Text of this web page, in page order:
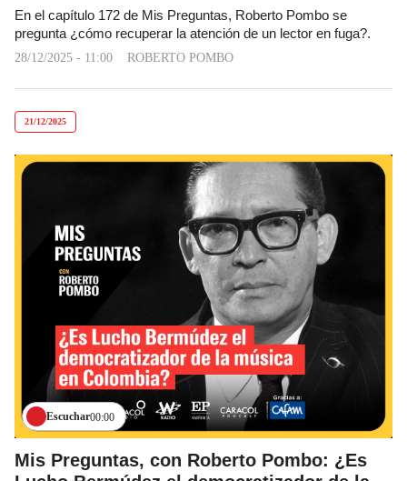
En el capítulo 172 de Mis Preguntas, Roberto Pombo se
pregunta ¿cómo recuperar la atención de un lector en fuga?.
28/12/2025 - 11:00 ROBERTO POMBO
21/12/2025
Escuchar00:00
Mis Preguntas, con Roberto Pombo: ¿Es